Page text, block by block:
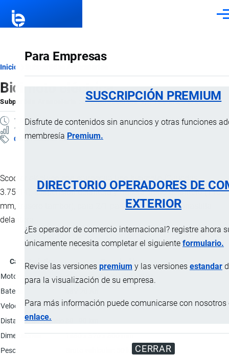
Para Empresas
SUSCRIPCIÓN PREMIUM
Disfrute de contenidos sin anuncios y otras funciones
membresía Premium.
DIRECTORIO OPERADORES DE
EXTERIOR
¿Es operador de comercio internacional? registre ahora
únicamente necesita completar el siguiente formulario.
Revise las versiones premium y las versiones estandar
para la visualización de su empresa.
Para más información puede comunicarse con nosotros
enlace.
CERRAR
Ruta
de
navegación
Inicio
Bicimoto eléctrica
Subpartida Arancelaria porImportaciones …, 4 Febrero, 2025
1 MINUTO
11 VISTAS
Clasificación Arancelaria
Scooter eléctrico con carrocería tipo bicimoto (2 ruedas
3.75/14), suspensión delantera y trasera, freno delantero (140
mm, trasero tambor), para 2/1 pasajeros, incluye canastilla
delantera.
Característica
Descripción
Motor
450 W - 0.45 KW/1000 RPM
Batería
Velocidad máxima
25 km/h
Distancia de manejo
Dimensiones
1480 x 370 x 800 mm
Peso
Bruto vehicular: 50 kg; Neto: 45 kg.